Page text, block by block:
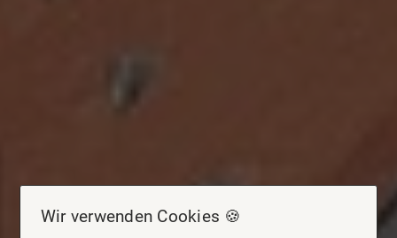
Wir verwenden Cookies 🍪